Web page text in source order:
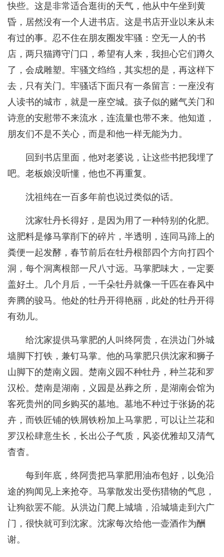
快些。这是非常适合逛街的天气，他从中午坐到黄
昏，居然没有一个人进书店。这是书店开业以来从未
有过的事。忍不住在朋友圈发牢骚：空无一人的书
店，两只猫蹲守门口，希望有人来，我担心它们蹲久
了，会成雕塑。牢骚文绉绉，其实想的是，再这样下
去，只有关门。牢骚话下面只有一条留言：一座没有
人读书的城市，就是一座空城。孩子似的赌气关门和
诗意的安慰带不来流水，连流量也带不来。他知道，
朋友们不是不关心，而是和他一样无能为力。
回到书店里面，他对老婆说，让这些书把我埋了
吧。老板娘没听懂，他也不再重复。
沈祖纯在一百多年前也说过类似的话。
沈家牡丹长得好，是因为用了一种特别的化肥。
这肥料是修马掌削下的碎片，半透明，连同马蹄上的
粪便一起发酵，春节前后在牡丹根部四个方向打四个
洞，每个洞离根部一尺八寸远。马掌肥味大，一定要
盖好土。几个月后，一千朵牡丹就像一千匹在春风中
奔腾的骏马。他处的牡丹开得艳丽，此处的牡丹开得
有劲儿。
给沈家提供马掌肥的人叫终阿贵，在洪边门外城
墙脚下打铁，兼钉马掌。他的马掌肥只供沈家和狮子
山脚下的楚南义园。楚南义园不种牡丹，种兰花和罗
汉松。楚南是湖南，义园是丛葬之所，是湖南会馆为
客死贵州的同乡购买的墓地。墓地不种过于张扬的花
卉，而铁匠铺的铁屑铁粉加上马掌肥，可以让兰花和
罗汉松肆意生长，长出公子气质，风姿优雅却又清气
杳杳。
每到年底，终阿贵把马掌肥用油布包好，以免沿
途的狗闻见上来抢夺。马掌散发出受伤猎物的气息，
让狗欲罢不能。从洪边门爬上城墙，沿城墙走到六广
门，很快就可到沈家。沈家每次给他一壶酒作为酬
谢。